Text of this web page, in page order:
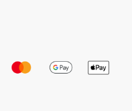
spodmínkami